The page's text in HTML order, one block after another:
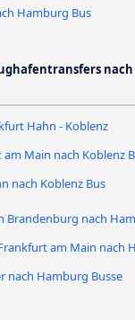
Hamburg Bus
Hahn - Koblenz
Main nach Koblenz
nach Koblenz Bus
Brandenburg nach
am Main nach
nach Hamburg Busse